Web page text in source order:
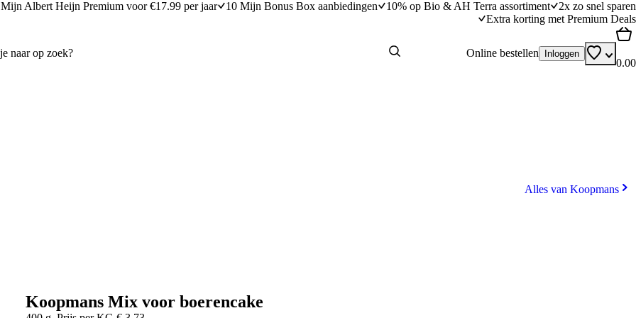
Mijn Albert Heijn Premium voor €17.99 per jaar 10 Mijn Bonus Box aanbiedingen 10% op Bio & AH Terra assortiment
2x zo snel sparen
Extra korting met Premium Deals
Online bestellen Inloggen
0.00
Alles van Koopmans
Koopmans Mix voor boerencake